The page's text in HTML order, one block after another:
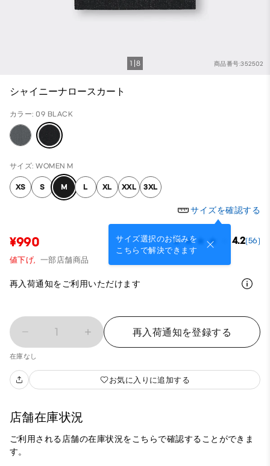
商品番号:352502
1 8
シャイニーナロースカート
カラー: 09 BLACK
サイズ: WOMEN M
XS S M L XL XXL 3XL
サイズを確認する
サイズ選択のお悩みを
こちらで解決できます
¥990 4.2(56)
値下げ, 一部店舗商品
再入荷通知をご利用いただけます
1 再入荷通知を登録する
在庫なし
お気に入りに追加する
店舗在庫状況
ご利用される店舗の在庫状況をこちらで確認することができま
す。